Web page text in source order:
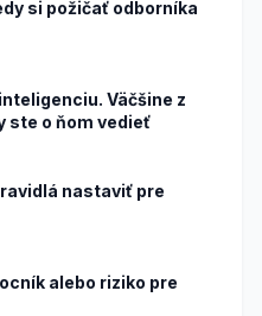
si požičať odborníka
Väčšine z
ste o ňom vedieť
nastaviť pre
alebo riziko pre